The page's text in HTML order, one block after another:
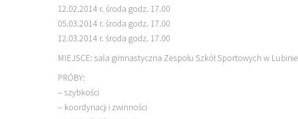
12.02.2014 r. środa godz. 17.00
05.03.2014 r. środa godz. 17.00
12.03.2014 r. środa godz. 17.00
MIEJSCE: sala gimnastyczna Zespołu Szkół Sportowych w Lubinie
PRÓBY:
– szybkości
– koordynacji i zwinności